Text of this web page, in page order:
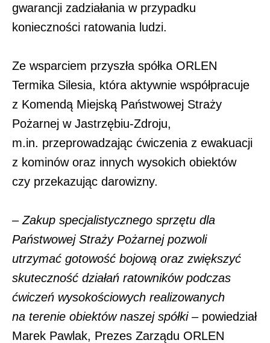
gwarancji zadziałania w przypadku
konieczności ratowania ludzi.
Ze wsparciem przyszła spółka ORLEN
Termika Silesia, która aktywnie współpracuje
z Komendą Miejską Państwowej Straży
Pożarnej w Jastrzębiu-Zdroju,
m.in. przeprowadzając ćwiczenia z ewakuacji
z kominów oraz innych wysokich obiektów
czy przekazując darowizny.
– Zakup specjalistycznego sprzętu dla
Państwowej Straży Pożarnej pozwoli
utrzymać gotowość bojową oraz zwiększyć
skuteczność działań ratowników podczas
ćwiczeń wysokościowych realizowanych
na terenie obiektów naszej spółki– powiedział
Marek Pawlak, Prezes Zarządu ORLEN